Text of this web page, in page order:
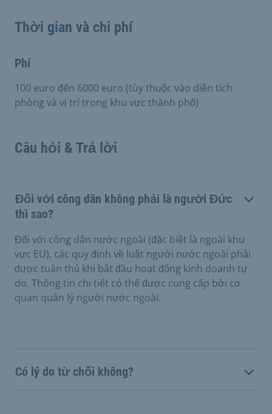
Thời gian và chi phí
Phí
100 euro đến 6000 euro (tùy thuộc vào diện tích
phòng và vị trí trong khu vực thành phố)
Câu hỏi & Trả lời
Đối với công dân không phải là người Đức
thì sao?
Đối với công dân nước ngoài (đặc biệt là ngoài khu
vực EU), các quy định về luật người nước ngoài phải
được tuân thủ khi bắt đầu hoạt động kinh doanh tự
do. Thông tin chi tiết có thể được cung cấp bởi cơ
quan quản lý người nước ngoài.
Có lý do từ chối không?